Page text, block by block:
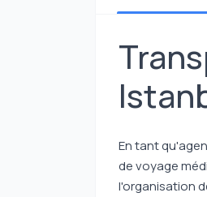
En tant
de voyage
l'organisation